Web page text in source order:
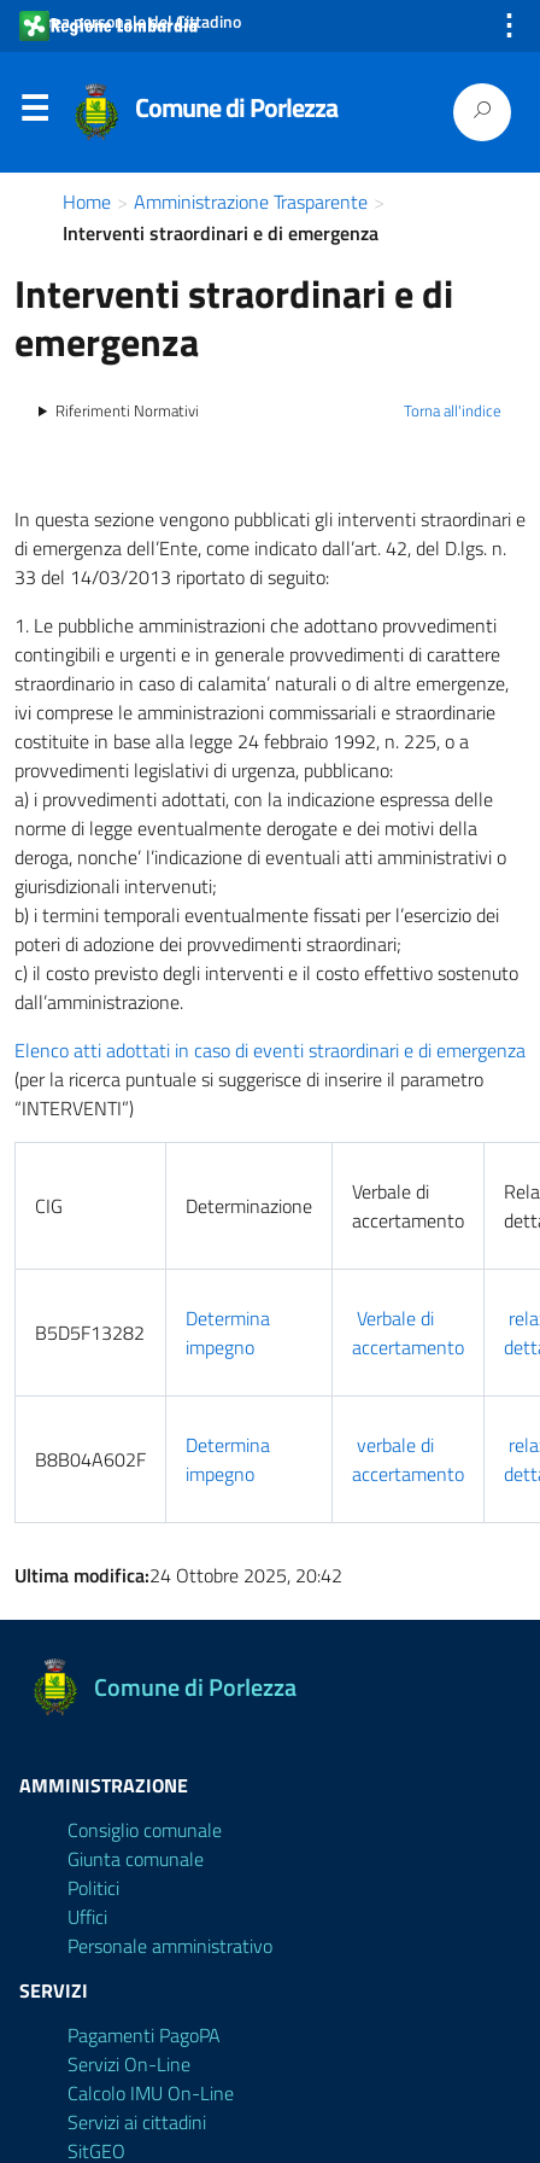
Area personale del Cittadino ⋮
Comune di Porlezza
Home > Amministrazione Trasparente >
Interventi straordinari e di emergenza
Interventi straordinari e di
emergenza
Torna all'indice
Riferimenti Normativi
In questa sezione vengono pubblicati gli interventi straordinari e
di emergenza dell’Ente, come indicato dall’art. 42, del D.lgs. n.
33 del 14/03/2013 riportato di seguito:
1. Le pubbliche amministrazioni che adottano provvedimenti
contingibili e urgenti e in generale provvedimenti di carattere
straordinario in caso di calamita’ naturali o di altre emergenze,
ivi comprese le amministrazioni commissariali e straordinarie
costituite in base alla legge 24 febbraio 1992, n. 225, o a
provvedimenti legislativi di urgenza, pubblicano:
a) i provvedimenti adottati, con la indicazione espressa delle
norme di legge eventualmente derogate e dei motivi della
deroga, nonche’ l’indicazione di eventuali atti amministrativi o
giurisdizionali intervenuti;
b) i termini temporali eventualmente fissati per l’esercizio dei
poteri di adozione dei provvedimenti straordinari;
c) il costo previsto degli interventi e il costo effettivo sostenuto
dall’amministrazione.
Elenco atti adottati in caso di eventi straordinari e di emergenza
(per la ricerca puntuale si suggerisce di inserire il parametro
“INTERVENTI”)
CIG Determinazione
Verbale di
accertamento
B5D5F13282
Determina
impegno
Verbale di
accertamento
B8B04A602F
Determina
impegno
verbale di
accertamento
Ultima modifica:24 Ottobre 2025, 20:42
Comune di Porlezza
AMMINISTRAZIONE
Consiglio comunale
Giunta comunale
Politici
Uffici
Personale amministrativo
SERVIZI
Pagamenti PagoPA
Servizi On-Line
Calcolo IMU On-Line
Servizi ai cittadini
SitGEO